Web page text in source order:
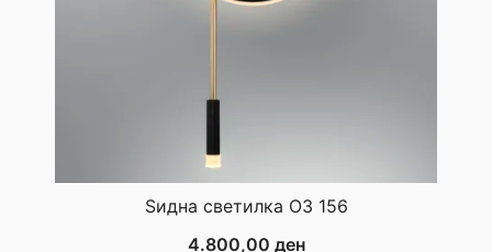
Ѕидна светилка ОЗ 156
4.800,00 ден